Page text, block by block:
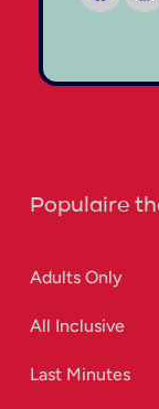
Populaire
Adults Only
All Inclusive
Last Minutes